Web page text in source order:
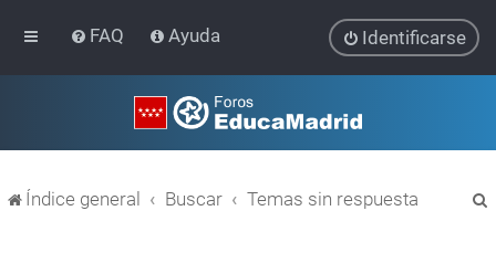
FAQ Ayuda Identificarse
Índice general Buscar Temas sin respuesta